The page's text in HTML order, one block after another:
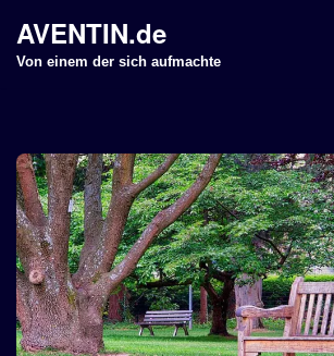
Z
n
h
a
l
t
s
p
r
AVENTIN.de
Von einem der sich aufmachte